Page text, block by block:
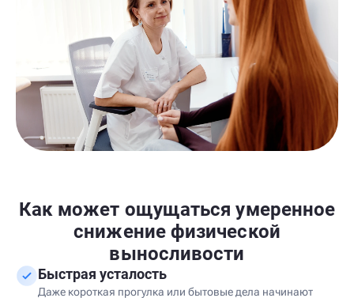
Как может ощущаться умеренное
снижение физической
выносливости
Быстрая усталость
Даже короткая прогулка или бытовые дела начинают